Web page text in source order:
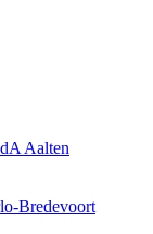
Aalten
Bredevoort